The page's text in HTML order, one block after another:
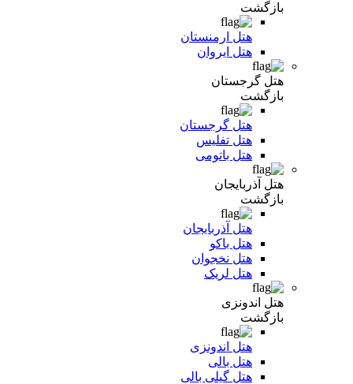
بازگشت
هتل ارمنستان
هتل ایروان
هتل گرجستان
بازگشت
هتل گرجستان
هتل تفلیس
هتل باتومی
هتل آذربایجان
بازگشت
هتل آذربایجان
هتل باکو
هتل نخجوان
هتل لریک
هتل اندونزی
بازگشت
هتل اندونزی
هتل بالی
هتل گیلی بالی